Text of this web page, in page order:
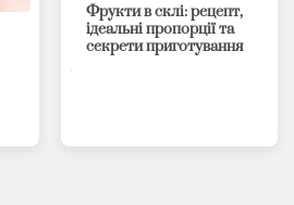
Фрукти в склі: рецепт,
ідеальні пропорції та
секрети приготування